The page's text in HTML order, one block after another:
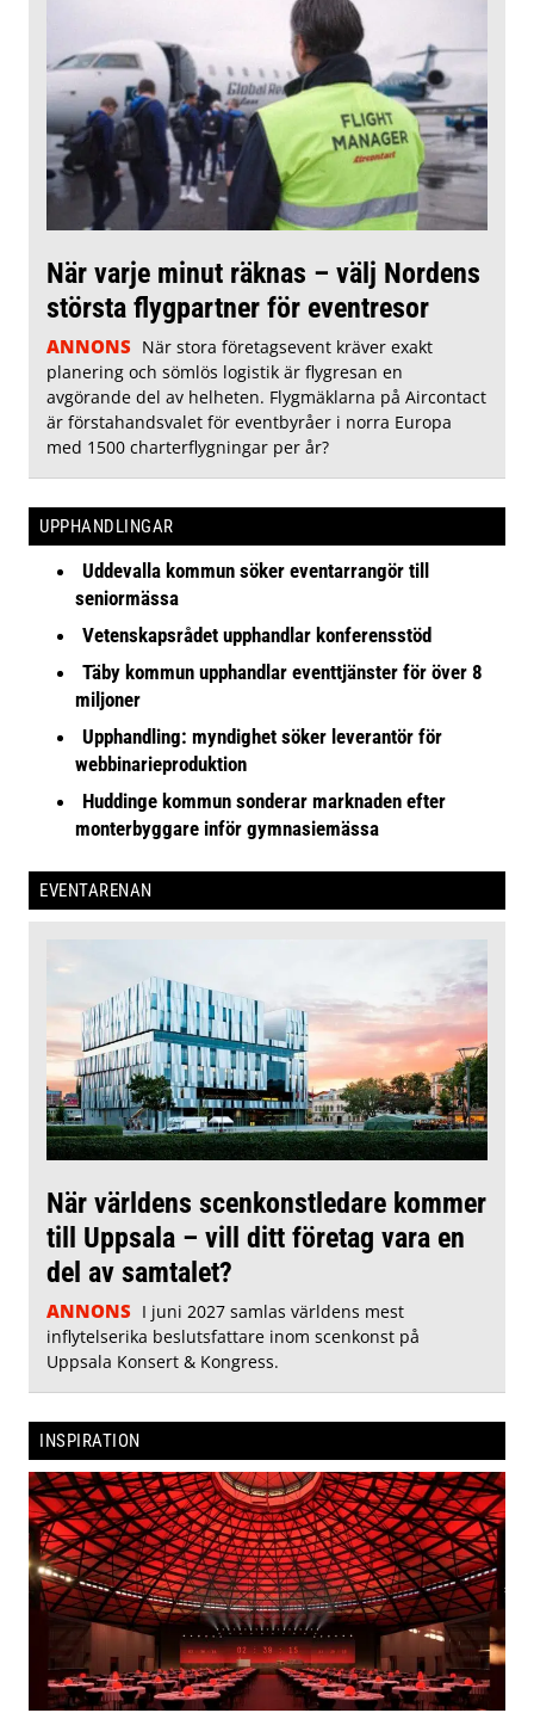
När varje minut räknas – välj Nordens
största flygpartner för eventresor
ANNONS När stora företagsevent kräver exakt
planering och sömlös logistik är flygresan en
avgörande del av helheten. Flygmäklarna på Aircontact
är förstahandsvalet för eventbyråer i norra Europa
med 1500 charterflygningar per år?
UPPHANDLINGAR
Uddevalla kommun söker eventarrangör till
seniormässa
Vetenskapsrådet upphandlar konferensstöd
Täby kommun upphandlar eventtjänster för över 8
miljoner
Upphandling: myndighet söker leverantör för
webbinarieproduktion
Huddinge kommun sonderar marknaden efter
monterbyggare inför gymnasiemässa
EVENTARENAN
När världens scenkonstledare kommer
till Uppsala – vill ditt företag vara en
del av samtalet?
ANNONS I juni 2027 samlas världens mest
inflytelserika beslutsfattare inom scenkonst på
Uppsala Konsert & Kongress.
INSPIRATION